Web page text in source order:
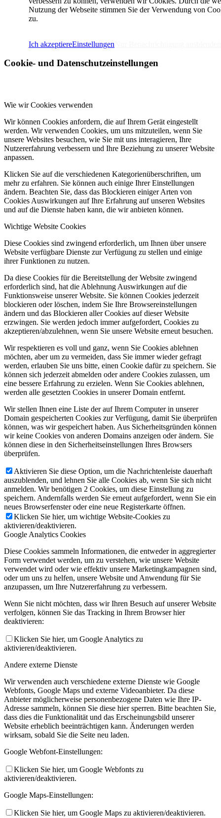
Nutzung der Webseite stimmen Sie der Verwendung von
zu.
Ich akzeptiereEinstellungen
Cookie- und Datenschutzeinstellungen
Wie wir Cookies verwenden
Wir können Cookies anfordern, die auf Ihrem Gerät eingestellt
werden. Wir verwenden Cookies, um uns mitzuteilen, wenn Sie
unsere Websites besuchen, wie Sie mit uns interagieren, Ihre
Nutzererfahrung verbessern und Ihre Beziehung zu unserer Website
anpassen.
Klicken Sie auf die verschiedenen Kategorienüberschriften, um
mehr zu erfahren. Sie können auch einige Ihrer Einstellungen
ändern. Beachten Sie, dass das Blockieren einiger Arten von
Cookies Auswirkungen auf Ihre Erfahrung auf unseren Websites
und auf die Dienste haben kann, die wir anbieten können.
Wichtige Website Cookies
Diese Cookies sind zwingend erforderlich, um Ihnen über unsere
Website verfügbare Dienste zur Verfügung zu stellen und einige
ihrer Funktionen zu nutzen.
Da diese Cookies für die Bereitstellung der Website zwingend
erforderlich sind, hat die Ablehnung Auswirkungen auf die
Funktionsweise unserer Website. Sie können Cookies jederzeit
blockieren oder löschen, indem Sie Ihre Browsereinstellungen
ändern und das Blockieren aller Cookies auf dieser Website
erzwingen. Sie werden jedoch immer aufgefordert, Cookies zu
akzeptieren/abzulehnen, wenn Sie unsere Website erneut besuchen.
Wir respektieren es voll und ganz, wenn Sie Cookies ablehnen
möchten, aber um zu vermeiden, dass Sie immer wieder gefragt
werden, erlauben Sie uns bitte, einen Cookie dafür zu speichern. Sie
können sich jederzeit abmelden oder andere Cookies zulassen, um
eine bessere Erfahrung zu erzielen. Wenn Sie Cookies ablehnen,
werden alle gesetzten Cookies in unserer Domain entfernt.
Wir stellen Ihnen eine Liste der auf Ihrem Computer in unserer
Domain gespeicherten Cookies zur Verfügung, damit Sie überprüfen
können, was wir gespeichert haben. Aus Sicherheitsgründen können
wir keine Cookies von anderen Domains anzeigen oder ändern. Sie
können diese in den Sicherheitseinstellungen Ihres Browsers
überprüfen.
Aktivieren Sie diese Option, um die Nachrichtenleiste dauerhaft
auszublenden, und lehnen Sie alle Cookies ab, wenn Sie sich nicht
anmelden. Wir benötigen 2 Cookies, um diese Einstellung zu
speichern. Andernfalls werden Sie erneut aufgefordert, wenn Sie ein
neues Browserfenster oder eine neue Registerkarte öffnen.
Klicken Sie hier, um wichtige Website-Cookies zu
aktivieren/deaktivieren.
Google Analytics Cookies
Diese Cookies sammeln Informationen, die entweder in aggregierter
Form verwendet werden, um zu verstehen, wie unsere Website
verwendet wird oder wie effektiv unsere Marketingkampagnen sind,
oder um uns zu helfen, unsere Website und Anwendung für Sie
anzupassen, um Ihre Nutzererfahrung zu verbessern.
Wenn Sie nicht möchten, dass wir Ihren Besuch auf unserer Website
verfolgen, können Sie das Tracking in Ihrem Browser hier
deaktivieren:
Klicken Sie hier, um Google Analytics zu
aktivieren/deaktivieren.
Andere externe Dienste
Wir verwenden auch verschiedene externe Dienste wie Google
Webfonts, Google Maps und externe Videoanbieter. Da diese
Anbieter möglicherweise personenbezogene Daten wie Ihre IP-
Adresse sammeln, können Sie diese hier sperren. Bitte beachten Sie,
dass dies die Funktionalität und das Erscheinungsbild unserer
Website erheblich beeinträchtigen kann. Änderungen werden
wirksam, sobald Sie die Seite neu laden.
Google Webfont-Einstellungen:
Klicken Sie hier, um Google Webfonts zu
aktivieren/deaktivieren.
Google Maps-Einstellungen:
Klicken Sie hier, um Google Maps zu aktivieren/deaktivieren.